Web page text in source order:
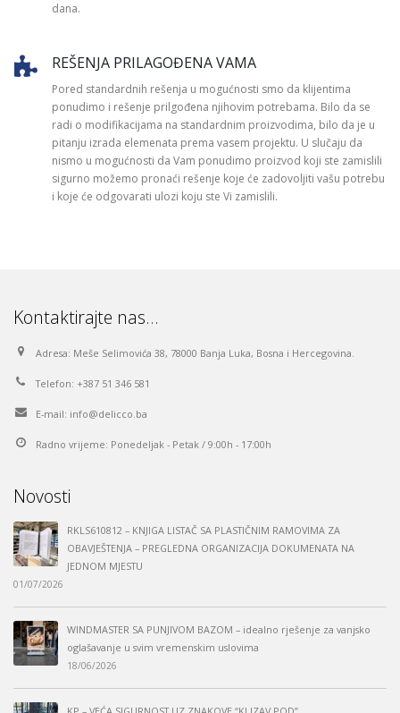
dana.
REŠENJA PRILAGOĐENA VAMA
Pored standardnih rešenja u mogućnosti smo da klijentima
ponudimo i rešenje prilgođena njihovim potrebama. Bilo da se
radi o modifikacijama na standardnim proizvodima, bilo da je u
pitanju izrada elemenata prema vasem projektu. U slučaju da
nismo u mogućnosti da Vam ponudimo proizvod koji ste zamislili
sigurno možemo pronaći rešenje koje će zadovoljiti vašu potrebu
i koje će odgovarati ulozi koju ste Vi zamislili.
Kontaktirajte nas…
Adresa: Meše Selimovića 38, 78000 Banja Luka, Bosna i Hercegovina.
Telefon: +387 51 346 581
E-mail: info@delicco.ba
Radno vrijeme: Ponedeljak - Petak / 9:00h - 17:00h
Novosti
RKLS610812 – KNJIGA LISTAČ SA PLASTIČNIM RAMOVIMA ZA
OBAVJEŠTENJA – PREGLEDNA ORGANIZACIJA DOKUMENATA NA
JEDNOM MJESTU
01/07/2026
WINDMASTER SA PUNJIVOM BAZOM – idealno rješenje za vanjsko
oglašavanje u svim vremenskim uslovima
18/06/2026